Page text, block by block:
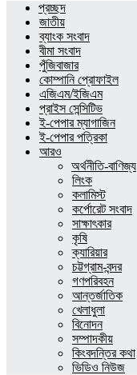
প্রচ্ছদ
জাতীয়
ব্যাংক সংবাদ
বীমা সংবাদ
পুঁজিবাজার
কোম্পানি প্রোফাইল
এজিএম/ইজিএম
প্রাইস সেন্সিটিভ
ই-পেপার ম্যাগাজিন
ই-পেপার পত্রিকা
আরও
অর্থনীতি-বাণিজ্য
লিংক
কলামিস্ট
কর্পোরেট সংবাদ
সাক্ষাৎকার
কৃষি
ক্যারিয়ার
চট্টগ্রাম-বন্দর
গণপরিবহন
আন্তর্জাতিক
খেলাধুলা
বিনোদন
সম্পাদকীয়
কিংবদন্তির কথা
ভিডিও নিউজ